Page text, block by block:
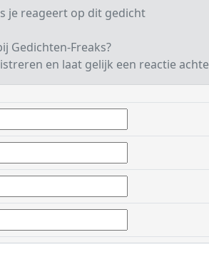
je reageert op dit gedicht
Gedichten-Freaks?
en laat gelijk een reactie